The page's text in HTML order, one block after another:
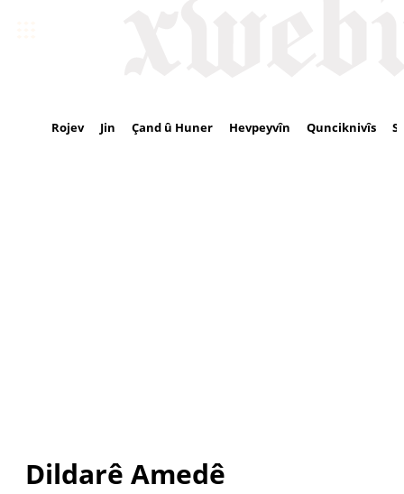
Rojev Jin Çand û Huner Hevpeyvîn Qunciknivîs
Dildarê Amedê